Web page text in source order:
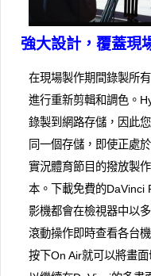
強大設計，覆蓋現
在現場製作期間錄製所
進行重新剪輯和調色。
錄製到網路存儲，因此
同一個存儲，即使正處
實況體育節目的撥放製
本。下載免費的DaVinci
影機都會在檢視器中以
滾動操作即時查看各台
按下On Air就可以將畫